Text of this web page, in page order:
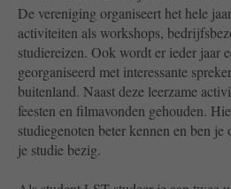
De vereniging organiseert het hele
activiteiten als workshops,
studiereizen. Ook wordt er ieder jaar
georganiseerd met interessante
buitenland. Naast deze leerzame
feesten en filmavonden gehouden.
studiegenoten beter kennen en ben je
je studie bezig.